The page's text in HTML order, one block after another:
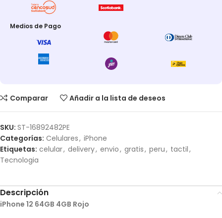
Medios de Pago
Comparar Añadir a la lista de deseos
SKU: ST-16892482PE
Categorías: Celulares, iPhone
Etiquetas: celular, delivery, envio, gratis, peru, tactil,
Tecnologia
Descripción
iPhone 12 64GB 4GB Rojo